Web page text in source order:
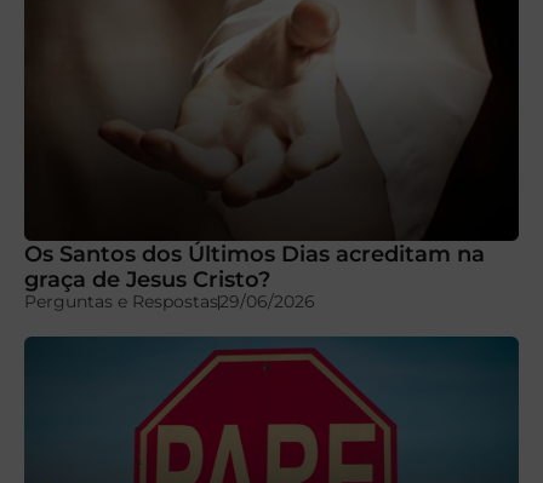
Os Santos dos Últimos Dias acreditam na
graça de Jesus Cristo?
Perguntas e Respostas29/06/2026